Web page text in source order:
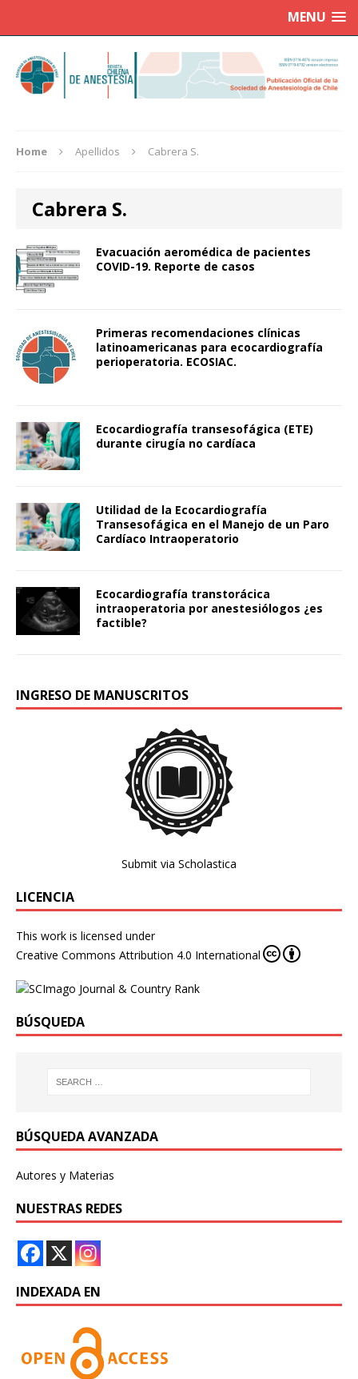
MENU
Home Apellidos Cabrera S.
Cabrera S.
Evacuación aeromédica de pacientes
COVID-19. Reporte de casos
Primeras recomendaciones clínicas
latinoamericanas para ecocardiografía
perioperatoria. ECOSIAC.
Ecocardiografía transesofágica (ETE)
durante cirugía no cardíaca
Utilidad de la Ecocardiografía
Transesofágica en el Manejo de un Paro
Cardíaco Intraoperatorio
Ecocardiografía transtorácica
intraoperatoria por anestesiólogos ¿es
factible?
INGRESO DE MANUSCRITOS
Submit via Scholastica
LICENCIA
This work is licensed under
Creative Commons Attribution 4.0 International
BÚSQUEDA
BÚSQUEDA AVANZADA
Autores y Materias
NUESTRAS REDES
INDEXADA EN